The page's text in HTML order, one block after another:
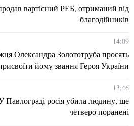
вартісний РЕБ, отриманий від
благодійників
14:09
Олександра Золототруба просять
йому звання Героя України
13:46
Павлограді росія убила людину, ще
четверо поранені